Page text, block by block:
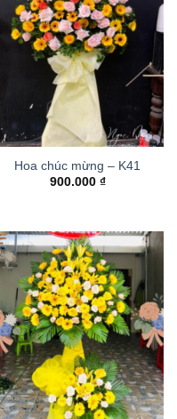
Hoa chúc mừng – K41
900.000 ₫